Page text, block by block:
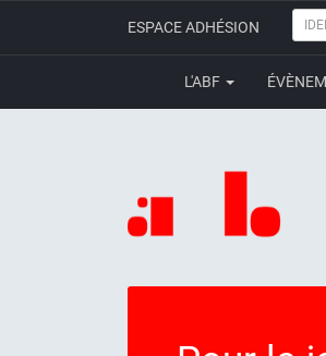
ESPACE ADHÉSION
L'ABF